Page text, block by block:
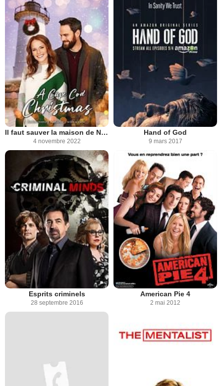
Il faut sauver la maison de Noël
4 novembre 2022
Hand of God
9 mars 2017
Esprits criminels
28 septembre 2016
American Pie 4
2 mai 2012